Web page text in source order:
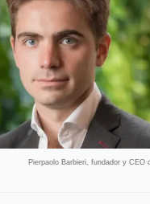
Pierpaolo Barbieri, fundador y CEO